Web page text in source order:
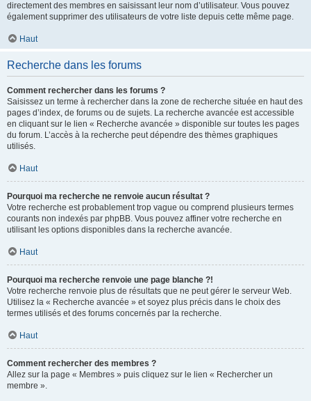
directement des membres en saisissant leur nom d’utilisateur. Vous pouvez
également supprimer des utilisateurs de votre liste depuis cette même page.
Haut
Recherche dans les forums
Comment rechercher dans les forums ?
Saisissez un terme à rechercher dans la zone de recherche située en haut des
pages d’index, de forums ou de sujets. La recherche avancée est accessible
en cliquant sur le lien « Recherche avancée » disponible sur toutes les pages
du forum. L’accès à la recherche peut dépendre des thèmes graphiques
utilisés.
Haut
Pourquoi ma recherche ne renvoie aucun résultat ?
Votre recherche est probablement trop vague ou comprend plusieurs termes
courants non indexés par phpBB. Vous pouvez affiner votre recherche en
utilisant les options disponibles dans la recherche avancée.
Haut
Pourquoi ma recherche renvoie une page blanche ?!
Votre recherche renvoie plus de résultats que ne peut gérer le serveur Web.
Utilisez la « Recherche avancée » et soyez plus précis dans le choix des
termes utilisés et des forums concernés par la recherche.
Haut
Comment rechercher des membres ?
Allez sur la page « Membres » puis cliquez sur le lien « Rechercher un
membre ».